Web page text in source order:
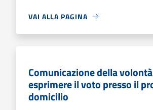
VAI ALLA PAGINA
Comunicazione della
esprimere il voto presso il
domicilio